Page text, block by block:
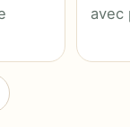
avec